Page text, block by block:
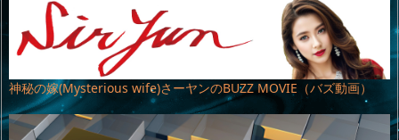
神秘の嫁(Mysterious wife)さーヤンのBUZZ MOVIE（バズ動画）